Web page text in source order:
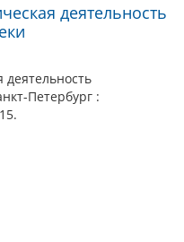
деятельность
деятельность
Петербург :